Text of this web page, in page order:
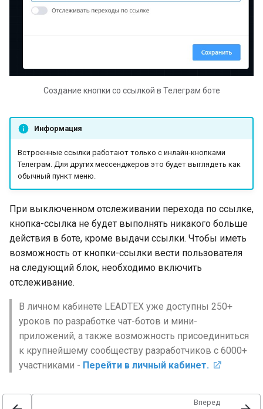
Создание кнопки со ссылкой в Телеграм боте
Информация
Встроенные ссылки работают только с инлайн-кнопками
Телеграм. Для других мессенджеров это будет выглядеть как
обычный пункт меню.
При выключенном отслеживании перехода по ссылке,
кнопка-ссылка не будет выполнять никакого больше
действия в боте, кроме выдачи ссылки. Чтобы иметь
возможность от кнопки-ссылки вести пользователя
на следующий блок, необходимо включить
отслеживание.
В личном кабинете LEADTEX уже доступны 250+
уроков по разработке чат-ботов и мини-
приложений, а также возможность присоединиться
к крупнейшему сообществу разработчиков с 6000+
участниками - Перейти в личный кабинет.
Вперед